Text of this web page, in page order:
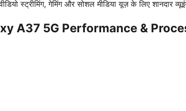
स्ट्रीमिंग, गेमिंग और सोशल मीडिया यूज़ के लिए शानदार
A37 5G Performance &